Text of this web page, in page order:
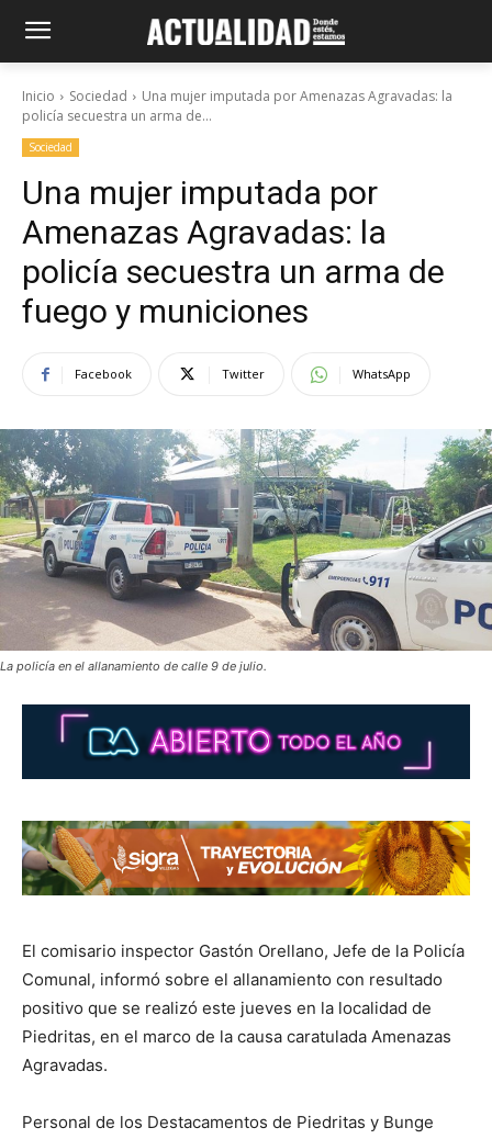
Inicio Sociedad
Una mujer imputada por Amenazas Agravadas: la
policía secuestra un arma de...
Sociedad
Una mujer imputada por
Amenazas Agravadas: la
policía secuestra un arma de
fuego y municiones
Facebook Twitter WhatsApp
La policía en el allanamiento de calle 9 de julio.
El comisario inspector Gastón Orellano, Jefe de la Policía
Comunal, informó sobre el allanamiento con resultado
positivo que se realizó este jueves en la localidad de
Piedritas, en el marco de la causa caratulada Amenazas
Agravadas.
Personal de los Destacamentos de Piedritas y Bunge